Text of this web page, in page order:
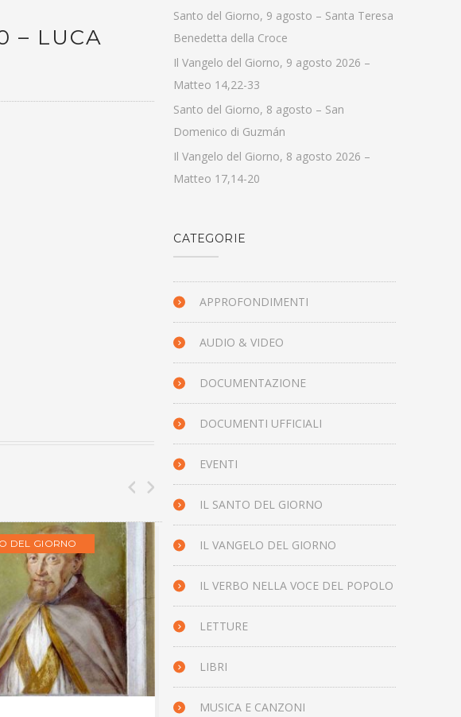
– LUCA
DEL GIORNO IL VANGELO DEL GIORNO
Santo del Giorno, 9 agosto – Santa Teresa
Benedetta della Croce
Il Vangelo del Giorno, 9 agosto 2026 –
Matteo 14,22-33
Santo del Giorno, 8 agosto – San
Domenico di Guzmán
Il Vangelo del Giorno, 8 agosto 2026 –
Matteo 17,14-20
CATEGORIE
APPROFONDIMENTI
AUDIO & VIDEO
DOCUMENTAZIONE
DOCUMENTI UFFICIALI
EVENTI
IL SANTO DEL GIORNO
IL VANGELO DEL GIORNO
IL VERBO NELLA VOCE DEL POPOLO
LETTURE
LIBRI
MUSICA E CANZONI